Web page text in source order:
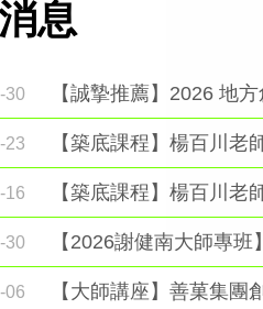
息
30 【誠摯推薦】2026 地
23 【築底課程】楊百川老
16
30
06